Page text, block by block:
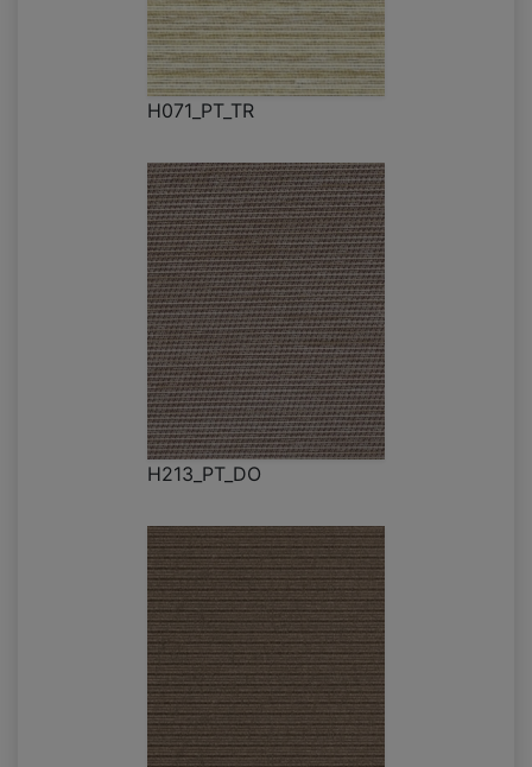
H071_PT_TR
H213_PT_DO